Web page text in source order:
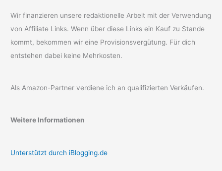
Wir finanzieren unsere redaktionelle Arbeit mit der Verwendung
von Affiliate Links. Wenn über diese Links ein Kauf zu Stande
kommt, bekommen wir eine Provisionsvergütung. Für dich
entstehen dabei keine Mehrkosten.
Als Amazon-Partner verdiene ich an qualifizierten Verkäufen.
Weitere Informationen
Unterstützt durch iBlogging.de